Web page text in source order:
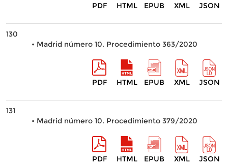
PDF HTML EPUB XML JSON
130
• Madrid número 10. Procedimiento 363/2020
PDF HTML EPUB XML JSON
131
• Madrid número 10. Procedimiento 379/2020
PDF HTML EPUB XML JSON